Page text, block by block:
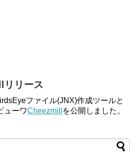
リース
ファイル(JNX)作成ツールと
ューワCheezmill を公開しました。